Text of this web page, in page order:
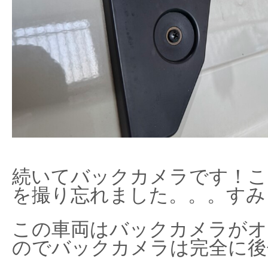
続いてバックカメラです！
を撮り忘れました。。。す
この車両はバックカメラが
のでバックカメラは完全に